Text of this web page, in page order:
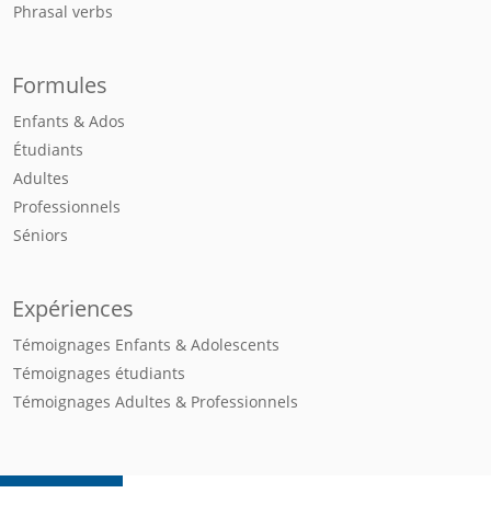
Phrasal verbs
Formules
Enfants & Ados
Étudiants
Adultes
Professionnels
Séniors
Expériences
Témoignages Enfants & Adolescents
Témoignages étudiants
Témoignages Adultes & Professionnels